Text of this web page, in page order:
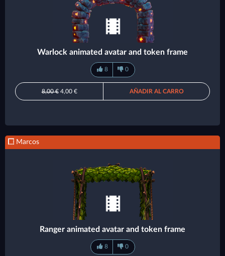
Warlock animated avatar and token frame
8 0
8,00 €4,00 € AÑADIR AL CARRO
Marcos
Ranger animated avatar and token frame
8 0